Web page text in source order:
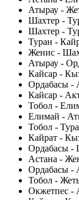
Атырау -
Шахтер -
Шахтер -
Туран -
Женис -
Атырау -
Кайсар -
Ордабасы -
Кайсар -
Тобол -
Елимай -
Тобол -
Кайрат -
Ордабасы -
Астана -
Ордабасы -
Тобол -
Окжетпес -